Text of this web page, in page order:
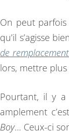
On peut
qu’il s’agisse
de remplacement
lors, mettre
Pourtant, il y a
amplement
Boy… Ceux-ci